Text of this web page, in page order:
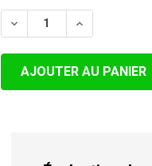
ACTUEL:
DIMINUER LA